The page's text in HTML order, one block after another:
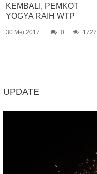
KEMBALI, PEMKOT
YOGYA RAIH WTP
30 Mei 2017 0 1727
UPDATE